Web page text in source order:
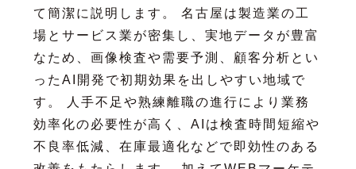
て簡潔に説明します。 名古屋は製造業の工
場とサービス業が密集し、実地データが豊富
なため、画像検査や需要予測、顧客分析とい
ったAI開発で初期効果を出しやすい地域で
す。 人手不足や熟練離職の進行により業務
効率化の必要性が高く、AIは検査時間短縮や
不良率低減、在庫最適化などで即効性のある